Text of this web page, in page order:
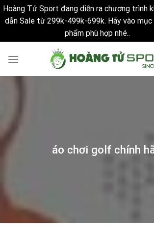
Hoàng Tử Sport đang diễn ra chương trình
dẫn Sale từ 299k-499k-699k. Hãy vào mục
phẩm phù hợp nhé..
áo chơi golf chính